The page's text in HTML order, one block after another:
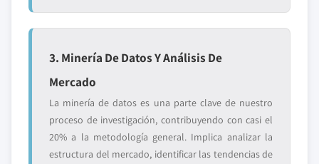
3. Minería De Datos Y Análisis De
Mercado
La minería de datos es una parte clave de nuestro
proceso de investigación, contribuyendo con casi el
20% a la metodología general. Implica analizar la
estructura del mercado, identificar las tendencias de